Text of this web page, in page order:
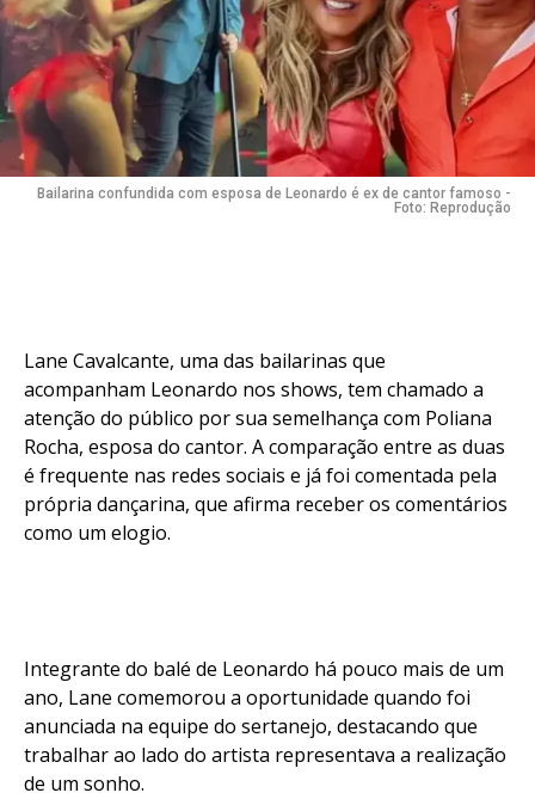
Bailarina confundida com esposa de Leonardo é ex de cantor famoso -
Foto: Reprodução
Lane Cavalcante, uma das bailarinas que
acompanham Leonardo nos shows, tem chamado a
atenção do público por sua semelhança com Poliana
Rocha, esposa do cantor. A comparação entre as duas
é frequente nas redes sociais e já foi comentada pela
própria dançarina, que afirma receber os comentários
como um elogio.
Integrante do balé de Leonardo há pouco mais de um
ano, Lane comemorou a oportunidade quando foi
anunciada na equipe do sertanejo, destacando que
trabalhar ao lado do artista representava a realização
de um sonho.